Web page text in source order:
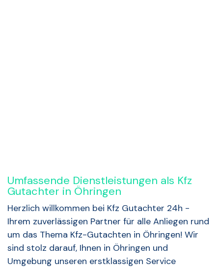
Umfassende Dienstleistungen als Kfz
Gutachter in Öhringen
Herzlich willkommen bei Kfz Gutachter 24h -
Ihrem zuverlässigen Partner für alle Anliegen rund
um das Thema Kfz-Gutachten in Öhringen! Wir
sind stolz darauf, Ihnen in Öhringen und
Umgebung unseren erstklassigen Service